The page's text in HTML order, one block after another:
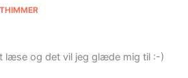
læse og det vil jeg glæde mig til :-)